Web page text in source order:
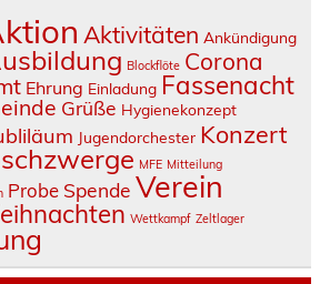
Aktivitäten Ankündigung
Blockflöte Corona
Ehrung Einladung Fassenacht
Grüße Hygienekonzept
Jugendorchester Konzert
MFE Mitteilung
Probe Spende Verein
Wettkampf Zeltlager